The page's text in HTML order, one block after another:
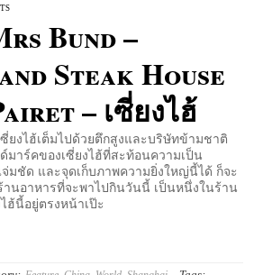
Bund –
Steak House
– เซี่ยงไฮ้
ซี่ยงไฮ้เต็มไปด้วยตึกสูงและบริษัทข้ามชาติ
มาร์คของเซี่ยงไฮ้ที่สะท้อนความเป็น
มชัด และจุดเก็บภาพความยิ่งใหญ่นี้ได้ ก็จะ
านอาหารที่จะพาไปกินวันนี้ เป็นหนึ่งในร้าน
ฮ้นี้อยู่ตรงหน้าเป๊ะ